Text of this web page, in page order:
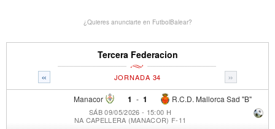
¿Quieres anunciarte en FutbolBalear?
Tercera Federacion
« »
JORNADA 34
Manacor 1 - R.C.D. Mallorca Sad "B"
1
SÁB 09/05/2026 - 15:00 H
NA CAPELLERA (MANACOR) F-11